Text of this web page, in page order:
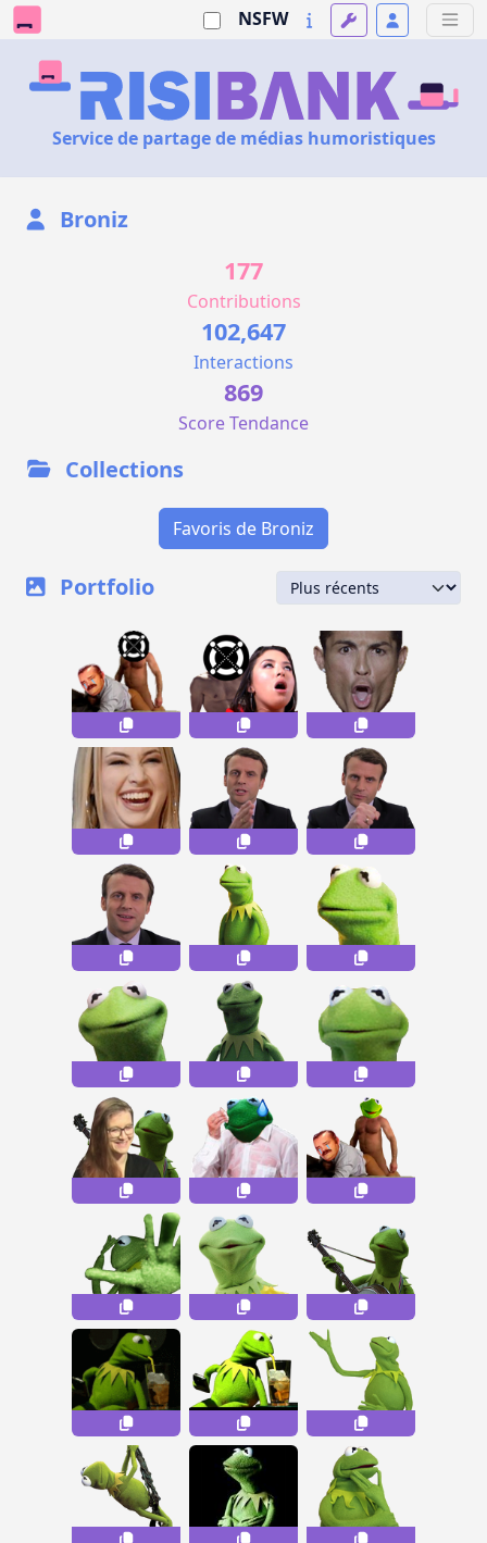
NSFW
Service de partage de médias humoristiques
Broniz
177
Contributions
102,647
Interactions
869
Score Tendance
Collections
Favoris de Broniz
Portfolio